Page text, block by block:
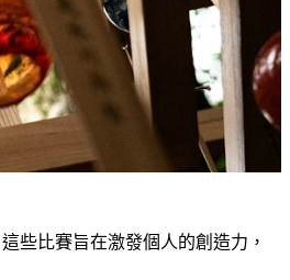
些比賽旨在激發個人的創造力，